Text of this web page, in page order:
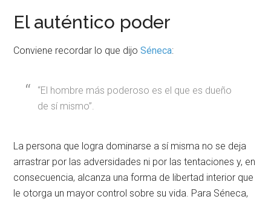
El auténtico poder
Conviene recordar lo que dijoSéneca:
“El hombre más poderoso es el que es dueño
de sí mismo”.
La persona que logra dominarse a sí misma no se deja
arrastrar por las adversidades ni por las tentaciones y, en
consecuencia, alcanza una forma de libertad interior que
le otorga un mayor control sobre su vida. Para Séneca,